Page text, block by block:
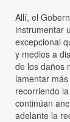
Allí, el
instrumentar
excepcional
y medios a
de los daños
lamentar
recorriendo
continúan
adelante la